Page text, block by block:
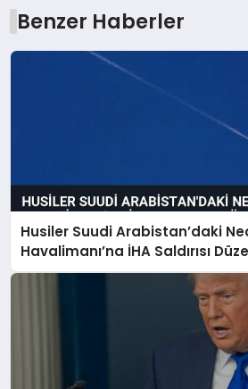
Benzer Haberler
Husiler Suudi Arabistan’daki
Havalimanı’na İHA Saldırısı